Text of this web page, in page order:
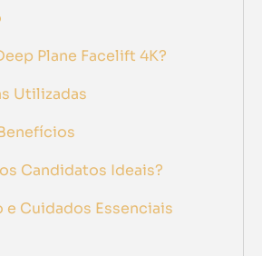
Plane Facelift 4K?
Utilizadas
Candidatos Ideais?
e Cuidados Essenciais